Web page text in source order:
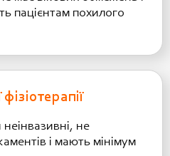
пацієнтам похилого
не
і мають мінімум